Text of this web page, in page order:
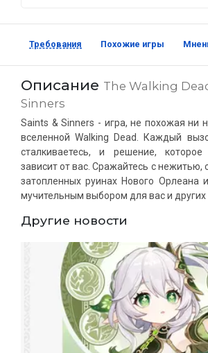
Требования Похожие игры
Описание The Walking
Sinners
Saints & Sinners - игра, не похожая ни
вселенной Walking Dead. Каждый
сталкиваетесь, и решение,
зависит от вас. Сражайтесь с нежитью,
затопленных руинах Нового Орлеана
мучительным выбором для вас и
Другие новости